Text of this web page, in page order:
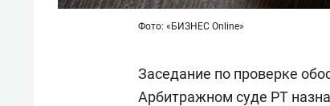
Фото: «БИЗНЕС Online»
Заседание по проверке
Арбитражном суде РТ